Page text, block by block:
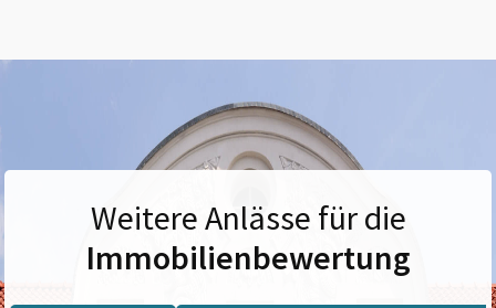
Weitere Anlässe für die
Immobilienbewertung